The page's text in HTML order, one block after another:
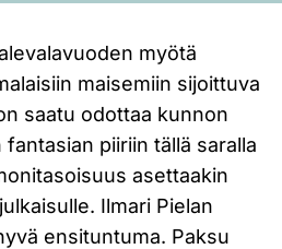
myötä
maisemiin sijoittuva
saatu odottaa kunnon
piiriin tällä saralla
asettaakin
Ilmari Pielan
ensituntuma. Paksu